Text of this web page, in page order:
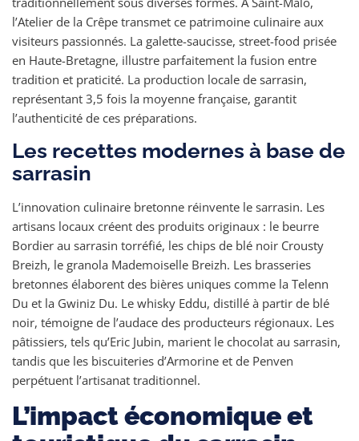
l’Atelier de la Crêpe transmet ce patrimoine culinaire aux
visiteurs passionnés. La galette-saucisse, street-food prisée
en Haute-Bretagne, illustre parfaitement la fusion entre
tradition et praticité. La production locale de sarrasin,
représentant 3,5 fois la moyenne française, garantit
l’authenticité de ces préparations.
Les recettes modernes à base de
sarrasin
L’innovation culinaire bretonne réinvente le sarrasin. Les
artisans locaux créent des produits originaux : le beurre
Bordier au sarrasin torréfié, les chips de blé noir Crousty
Breizh, le granola Mademoiselle Breizh. Les brasseries
bretonnes élaborent des bières uniques comme la Telenn
Du et la Gwiniz Du. Le whisky Eddu, distillé à partir de blé
noir, témoigne de l’audace des producteurs régionaux. Les
pâtissiers, tels qu’Eric Jubin, marient le chocolat au sarrasin,
tandis que les biscuiteries d’Armorine et de Penven
perpétuent l’artisanat traditionnel.
L’impact économique et